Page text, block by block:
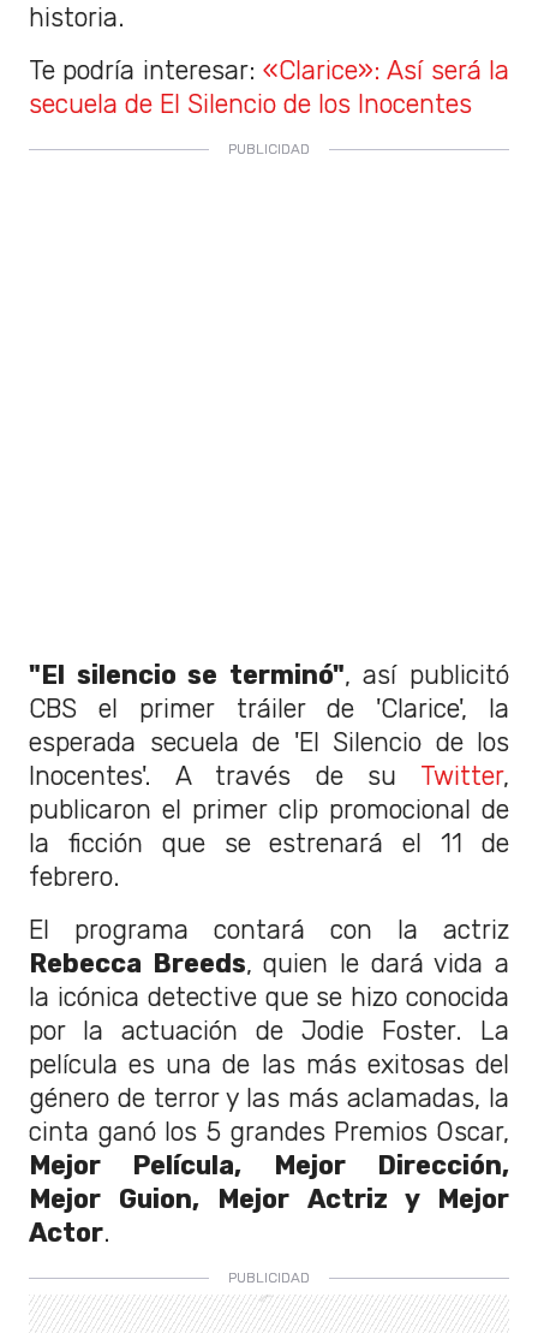
historia.
Te podría interesar: «Clarice»: Así será la
secuela de El Silencio de los Inocentes
"El silencio se terminó", así publicitó
CBS el primer tráiler de 'Clarice', la
esperada secuela de 'El Silencio de los
Inocentes'. A través de su Twitter,
publicaron el primer clip promocional de
la ficción que se estrenará el 11 de
febrero.
El programa contará con la actriz
Rebecca Breeds, quien le dará vida a
la icónica detective que se hizo conocida
por la actuación de Jodie Foster. La
película es una de las más exitosas del
género de terror y las más aclamadas, la
cinta ganó los 5 grandes Premios Oscar,
Mejor Película, Mejor Dirección,
Mejor Guion, Mejor Actriz y Mejor
Actor.